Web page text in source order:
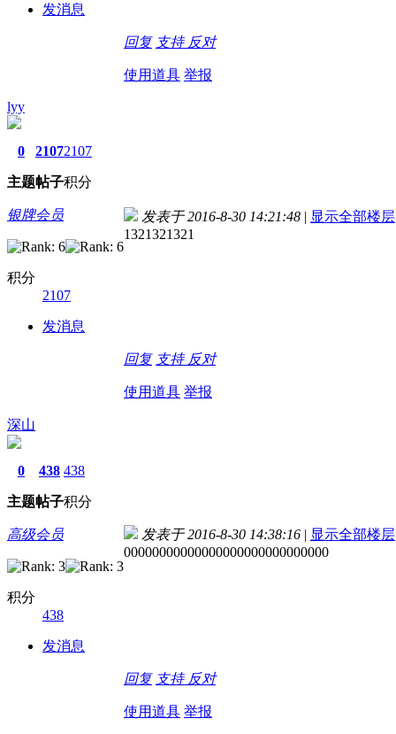
发消息
回复 支持 反对
使用道具 举报
lyy
0
主题
2107
帖子
2107
积分
银牌会员
积分
2107
发消息
发表于 2016-8-30 14:21:48 | 显示全部楼层
1321321321
回复 支持 反对
使用道具 举报
深山
0
主题
438
帖子
438
积分
高级会员
积分
438
发消息
发表于 2016-8-30 14:38:16 | 显示全部楼层
00000000000000000000000000000
回复 支持 反对
使用道具 举报